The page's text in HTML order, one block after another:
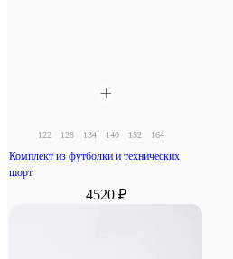
122 128 134 140 152 164
Комплект из футболки и технических
шорт
4520 ₽